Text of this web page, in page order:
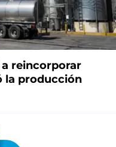
a reincorporar
la producción